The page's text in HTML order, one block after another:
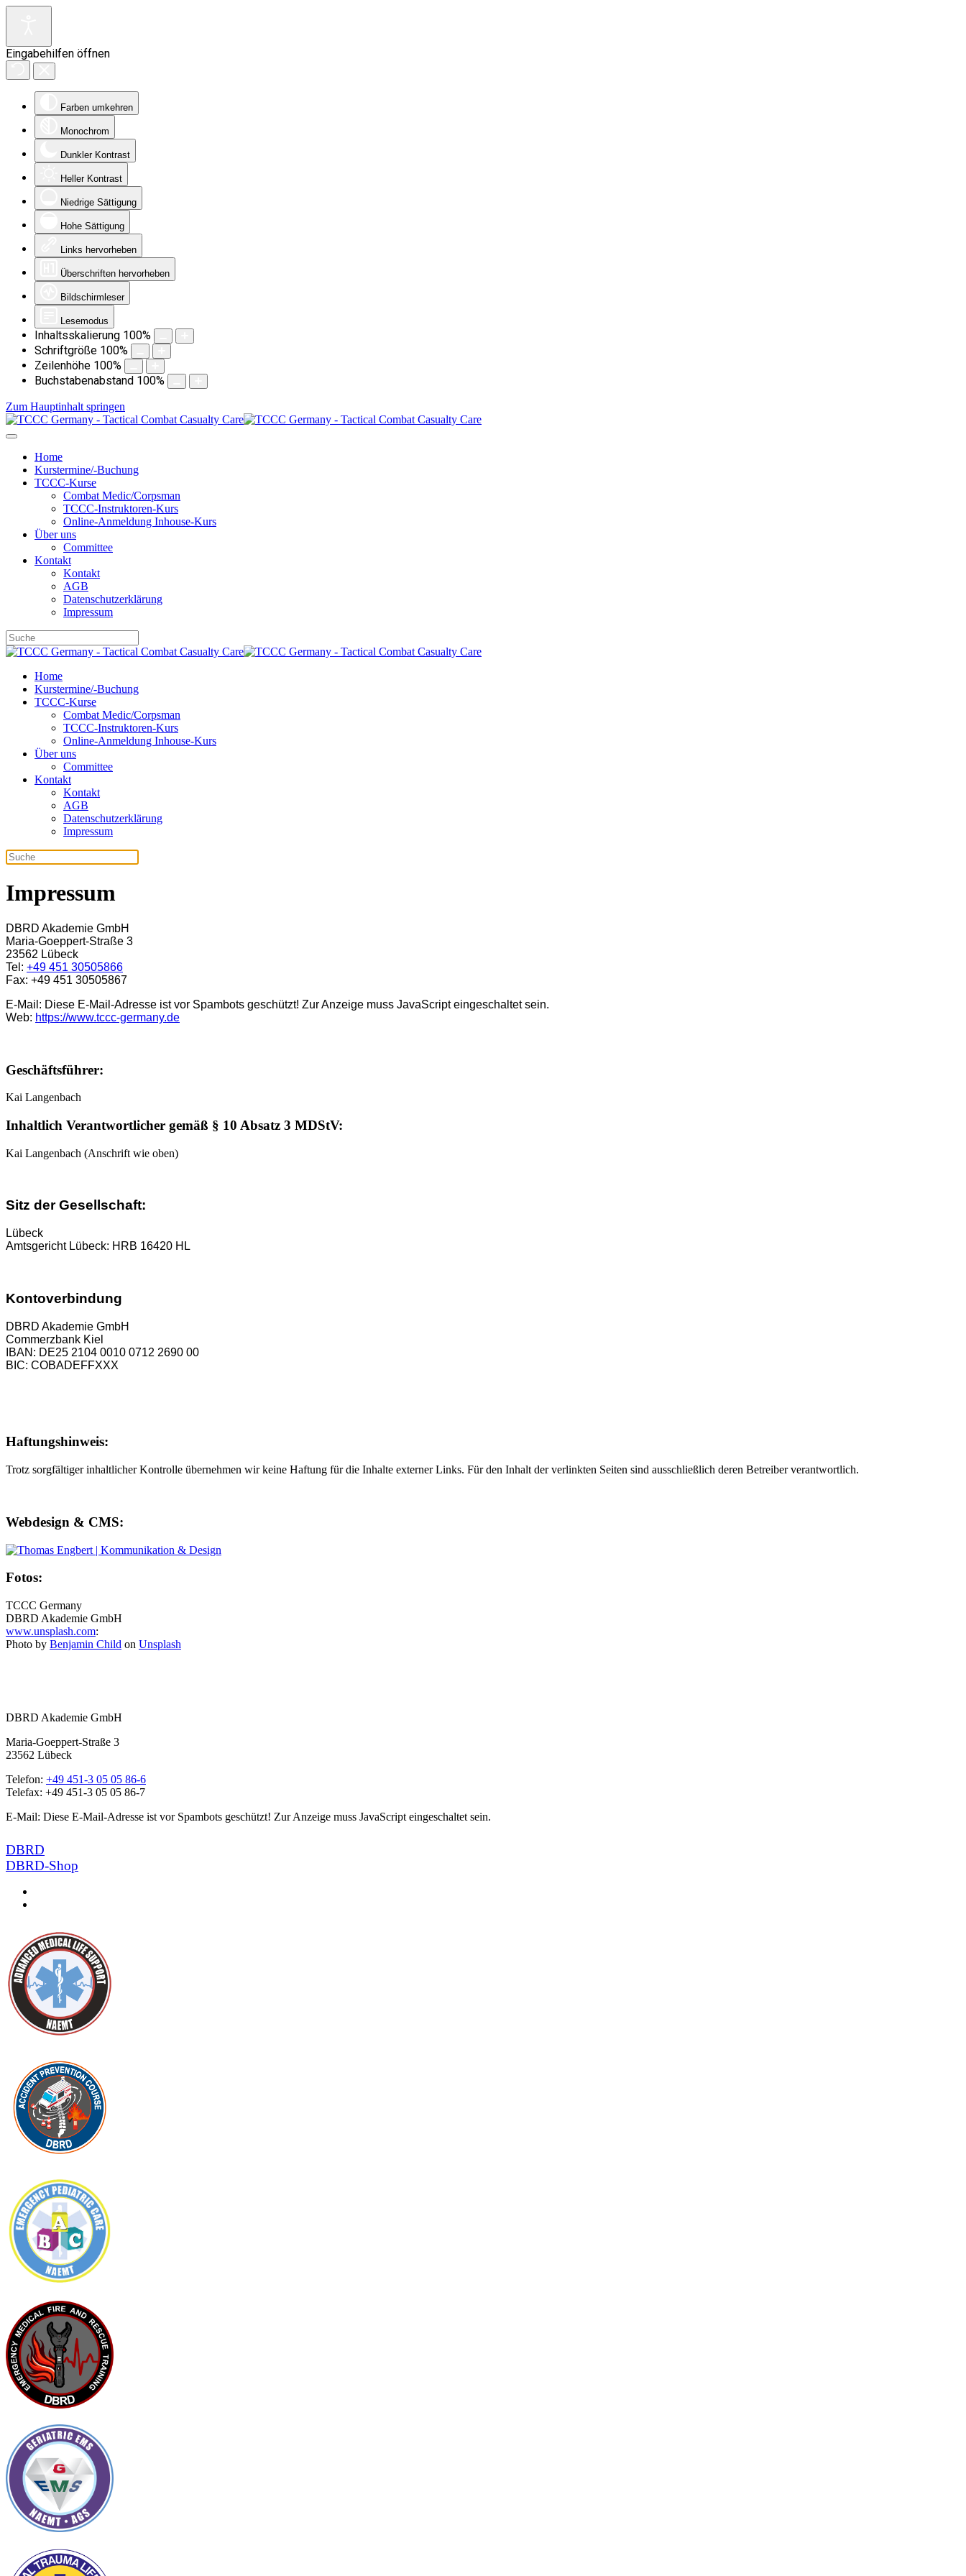
Eingabehilfen öffnen
Farben umkehren
Monochrom
Dunkler Kontrast
Heller Kontrast
Niedrige Sättigung
Hohe Sättigung
Links hervorheben
Überschriften hervorheben
Bildschirmleser
Lesemodus
Inhaltsskalierung 100%
Schriftgröße 100%
Zeilenhöhe 100%
Buchstabenabstand 100%
Zum Hauptinhalt springen
Home
Kurstermine/-Buchung
TCCC-Kurse
Combat Medic/Corpsman
TCCC-Instruktoren-Kurs
Online-Anmeldung Inhouse-Kurs
Über uns
Committee
Kontakt
Kontakt
AGB
Datenschutzerklärung
Impressum
Home
Kurstermine/-Buchung
TCCC-Kurse
Combat Medic/Corpsman
TCCC-Instruktoren-Kurs
Online-Anmeldung Inhouse-Kurs
Über uns
Committee
Kontakt
Kontakt
AGB
Datenschutzerklärung
Impressum
Impressum
DBRD Akademie GmbH
Maria-Goeppert-Straße 3
23562 Lübeck
Tel: +49 451 30505866
Fax: +49 451 30505867
E-Mail: Diese E-Mail-Adresse ist vor Spambots geschützt! Zur Anzeige muss JavaScript eingeschaltet sein.
Web: https://www.tccc-germany.de
Geschäftsführer:
Kai Langenbach
Inhaltlich Verantwortlicher gemäß § 10 Absatz 3 MDStV:
Kai Langenbach (Anschrift wie oben)
Sitz der Gesellschaft:
Lübeck
Amtsgericht Lübeck: HRB 16420 HL
Kontoverbindung
DBRD Akademie GmbH
Commerzbank Kiel
IBAN: DE25 2104 0010 0712 2690 00
BIC: COBADEFFXXX
Haftungshinweis:
Trotz sorgfältiger inhaltlicher Kontrolle übernehmen wir keine Haftung für die Inhalte externer Links. Für den Inhalt der verlinkten Seiten sind ausschließlich deren Betreiber verantwortlich.
Webdesign & CMS:
Fotos:
TCCC Germany
DBRD Akademie GmbH
www.unsplash.com:
Photo by Benjamin Child on Unsplash
DBRD Akademie GmbH
Maria-Goeppert-Straße 3
23562 Lübeck
Telefon: +49 451-3 05 05 86-6
Telefax: +49 451-3 05 05 86-7
E-Mail: Diese E-Mail-Adresse ist vor Spambots geschützt! Zur Anzeige muss JavaScript eingeschaltet sein.
DBRD
DBRD-Shop